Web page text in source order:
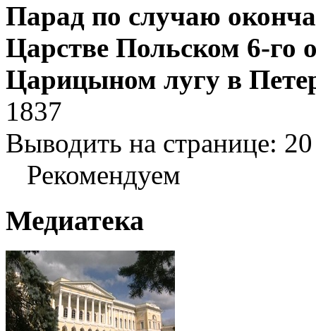
Парад по случаю
Царстве Польском 6-го
Царицыном лугу в
1837
Выводить на странице: 20
Рекомендуем
Медиатека